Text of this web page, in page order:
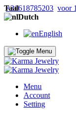
+31618785203 voor
Taal
Dutch
English
Menu
Account
Setting